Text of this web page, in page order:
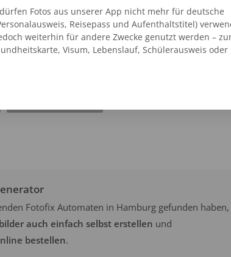
Fotofix Automaten in Hamburg gefunden haben,
auch einfach selbst erstellen und
bestellen.
Fotos aus unserer App nicht mehr für deutsche
Reisepass und Aufenthaltstitel)
weiterhin für andere Zwecke genutzt werden –
Visum, Lebenslauf, Schülerausweis oder